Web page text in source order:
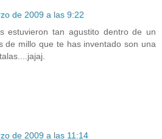
de 2009 a las 9:22
estuvieron tan agustito dentro de un
de millo que te has inventado son una
de 2009 a las 11:14